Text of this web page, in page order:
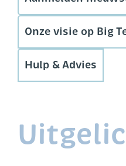
Onze visie op Big
Hulp & Advies